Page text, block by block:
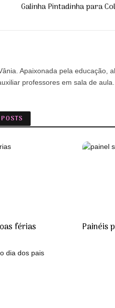
Galinha Pintadinha para
Apaixonada pela educação,
professores em sala de
POSTS
férias Painéis